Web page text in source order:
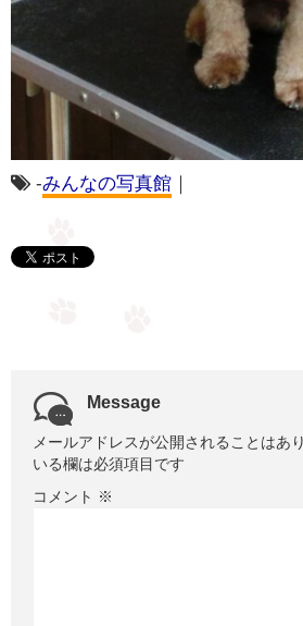
-みんなの写真館
Message
メールアドレスが公開されることはあ
いる欄は必須項目です
コメント ※